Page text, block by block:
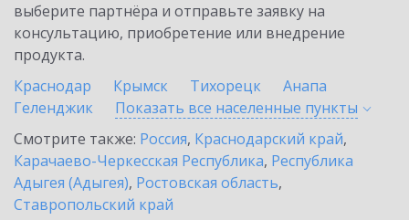
выберите партнёра и отправьте заявку на
консультацию, приобретение или внедрение
продукта.
Краснодар
Крымск Тихорецк
Анапа
Геленджик
Показать все населенные пункты
Смотрите также: Россия, Краснодарский край,
Карачаево-Черкесская Республика, Республика
Адыгея (Адыгея), Ростовская область,
Ставропольский край